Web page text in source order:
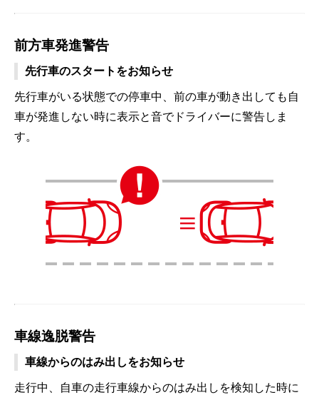
前方車発進警告
先行車のスタートをお知らせ
先行車がいる状態での停車中、前の車が動き出しても自
車が発進しない時に表示と音でドライバーに警告しま
す。
車線逸脱警告
車線からのはみ出しをお知らせ
走行中、自車の走行車線からのはみ出しを検知した時に